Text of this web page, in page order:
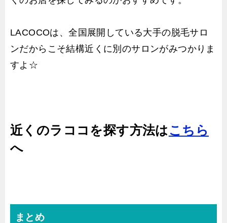
LACOCOは、全国展開している大手の脱毛サロ
ンだからこそ結構近くに別のサロンがみつかりま
すよ☆
近くのラココを探す方法は こちら
へ
まとめ